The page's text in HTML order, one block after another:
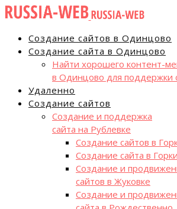
Создание сайтов в Одинцово
Создание сайта в Одинцово
Найти хорошего контент-
в Одинцово для поддержки
Удаленно
Создание сайтов
Создание и поддержка
сайта на Рублевке
Создание сайтов в
Создание сайта в
Создание и
сайтов в Жуковке
Создание и